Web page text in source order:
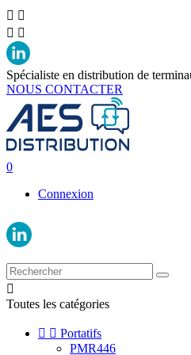
 
 
Spécialiste en distribution de
NOUS CONTACTER
0
Connexion

Toutes les catégories
  Portatifs
PMR446